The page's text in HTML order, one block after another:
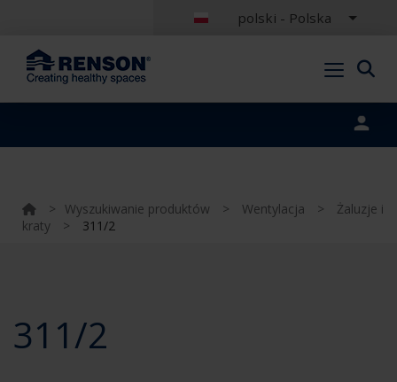
polski - Polska
> Wyszukiwanie produktów > Wentylacja >
Żaluzje i
kraty
> 311/2
311/2